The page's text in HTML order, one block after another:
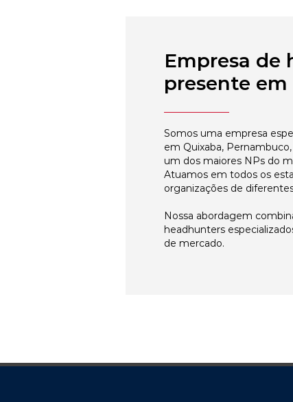
Empresa de
presente
Somos uma empresa
em Quixaba,
um dos maiores NPs do
Atuamos em todos os
organizações de
Nossa abordagem
headhunters
de mercado.